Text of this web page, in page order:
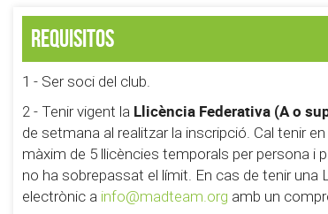
Requisitos
1 - Ser soci del club.
2 - Tenir vigent la Llicència Federativa (A o
de setmana al realitzar la inscripció. Cal tenir
màxim de 5 llicències temporals per persona i
no ha sobrepassat el límit. En cas de tenir una
electrònic a info@madteam.org amb un